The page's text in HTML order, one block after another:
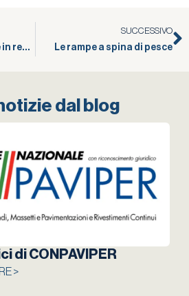
Pavimento per garage in resina
SUCCESSIVO
Le rampe a spina di pesce
dal blog
di CONPAVIPER
>